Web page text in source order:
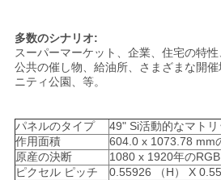
PRIVACY
多数のシナリオ:
スーパーマーケット、企業、住宅の特性
公共の催し物、給油所、さまざまな開
ニティ公園、等。
パネルのタイプ
49" Si活動的なマト
作用面積
604.0 x 1073.78 mm
原産の決断
1080 x 1920年の
ピクセル ピッチ
0.55926 （H） X